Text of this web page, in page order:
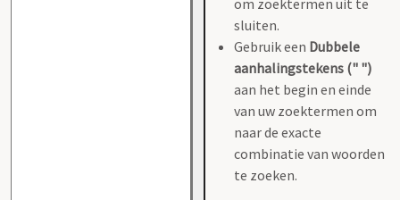
sluiten.
Gebruik een Dubbele
aanhalingstekens (" ")
aan het begin en einde
van uw zoektermen om
naar de exacte
combinatie van woorden
te zoeken.